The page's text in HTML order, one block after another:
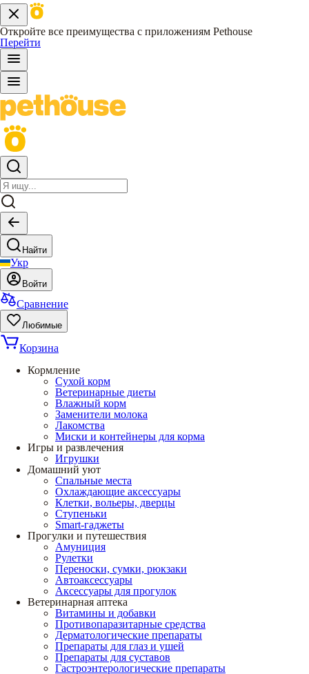
Откройте все преимущества с приложениям Pethouse
Перейти
Найти
Укр
Войти
Сравнение
Любимые
Корзина
Кормление
Сухой корм
Ветеринарные диеты
Влажный корм
Заменители молока
Лакомства
Миски и контейнеры для корма
Игры и развлечения
Игрушки
Домашний уют
Спальные места
Охлаждающие аксессуары
Клетки, вольеры, дверцы
Ступеньки
Smart-гаджеты
Прогулки и путешествия
Амуниция
Рулетки
Переноски, сумки, рюкзаки
Автоаксессуары
Аксессуары для прогулок
Ветеринарная аптека
Витамины и добавки
Противопаразитарные средства
Дерматологические препараты
Препараты для глаз и ушей
Препараты для суставов
Гастроэнтерологические препараты